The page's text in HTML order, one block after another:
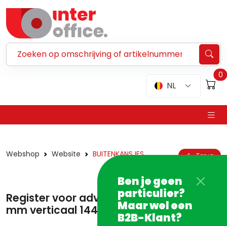
NL
0
Ben je geen
particulier?
Maar wel een
B2B-Klant?
Webshop Website BUITENKANSJES Terug
Register voor advocaten A4 210 x 297
mm verticaal 14482 - PROMO